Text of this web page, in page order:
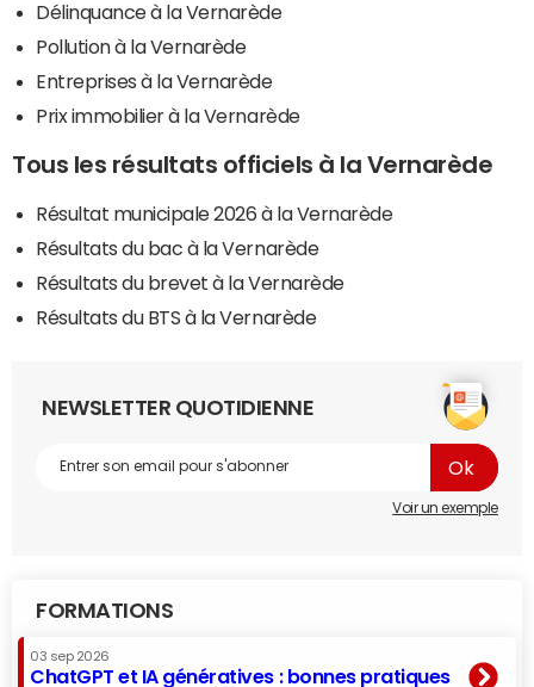
Délinquance à la Vernarède
Pollution à la Vernarède
Entreprises à la Vernarède
Prix immobilier à la Vernarède
Tous les résultats officiels à la Vernarède
Résultat municipale 2026 à la Vernarède
Résultats du bac à la Vernarède
Résultats du brevet à la Vernarède
Résultats du BTS à la Vernarède
NEWSLETTER QUOTIDIENNE
Voir un exemple
FORMATIONS
03 sep 2026
ChatGPT et IA génératives : bonnes pratiques